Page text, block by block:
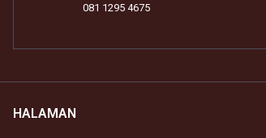
081 1295 4675
HALAMAN